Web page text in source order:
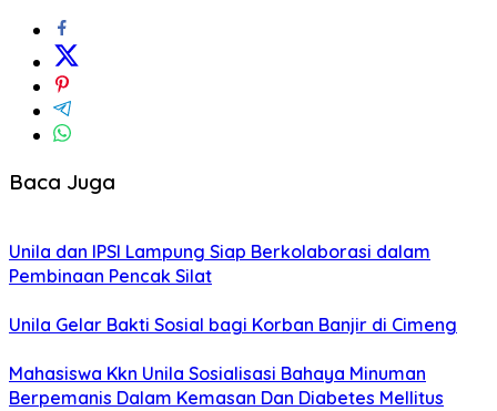
Baca Juga
Unila dan IPSI Lampung Siap Berkolaborasi dalam
Pembinaan Pencak Silat
Unila Gelar Bakti Sosial bagi Korban Banjir di Cimeng
Mahasiswa Kkn Unila Sosialisasi Bahaya Minuman
Berpemanis Dalam Kemasan Dan Diabetes Mellitus